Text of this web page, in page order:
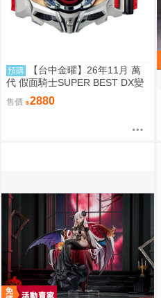
預購
【台中金曜】26年11月 萬
代 假面騎士SUPER BEST DX變
身腰帶Drive驅動器&移速手鐲 再
版 0814
售價 2880